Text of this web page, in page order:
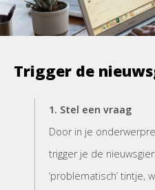
Trigger de
1. Stel een vraag
Door in je
trigger je de
‘problematisch’ tintje,